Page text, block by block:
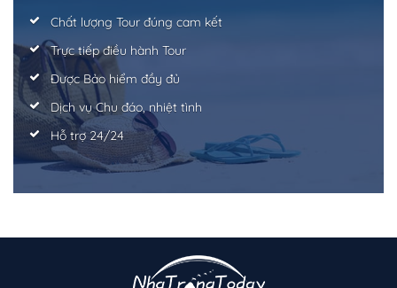
Trở về trang trước đó
Chất lượng Tour đúng cam kết
Trực tiếp điều hành Tour
Được Bảo hiểm đầy đủ
Dịch vụ Chu đáo, nhiệt tình
Hỗ trợ 24/24